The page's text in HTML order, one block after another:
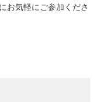
お気軽にご参加くださ